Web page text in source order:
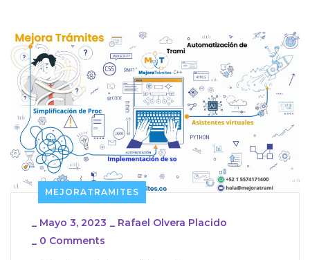
MEJORATRAMITES
Mayo 3, 2023
Rafael Olvera Placido
0 Comments